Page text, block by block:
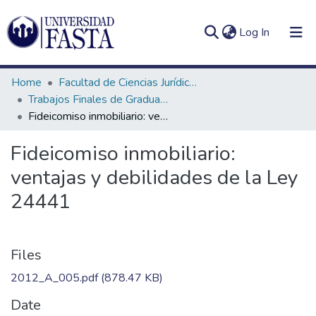
Log In (current)
Communities
&
Collections
All of DSpace
In(current)
Home
Facultad de Ciencias Jurídicas y Sociales
Trabajos Finales de Graduación de Abogacía
Fideicomiso inmobiliario: ventajas y debilidades de la Ley 24441
Fideicomiso inmobiliario:
ventajas y debilidades de la Ley
24441